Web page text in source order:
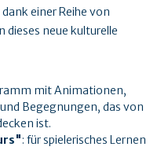
einer Reihe von
dieses neue kulturelle
mit Animationen,
Begegnungen, das von
ist.
: für spielerisches Lernen